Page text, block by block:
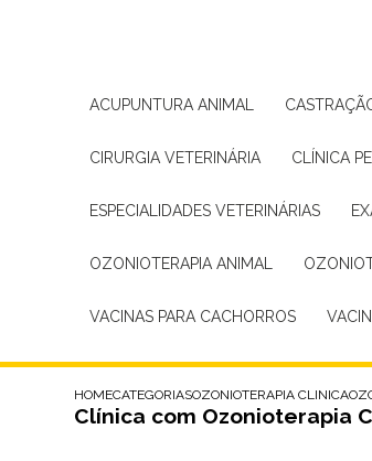
ACUPUNTURA ANIMAL
CIRURGIA VETERINÁRIA CLÍNICA
ESPECIALIDADES VETERINÁRIAS
OZONIOTERAPIA ANIMAL
VACINAS PARA CACHORROS
HOMECATEGORIASOZONIOTERAPIA CLINICA
Clínica com Ozonioterapia